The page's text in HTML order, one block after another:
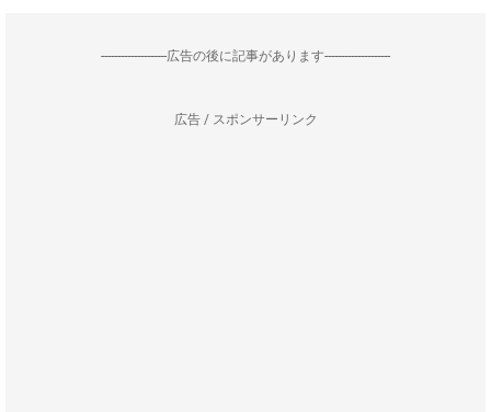
--------------------広告の後に記事があります--------------------
広告 / スポンサーリンク